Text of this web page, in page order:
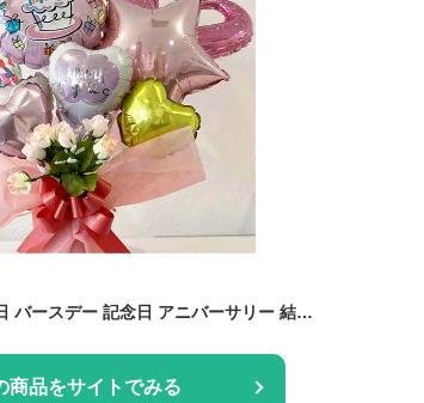
バルーンギフト 誕生日 バースデー 記念日 アニバーサリー 結婚祝 ウエディング 開店祝 バルーン アレンジ フラワーバルーン プレゼント サプライズ 風船 おしゃれ かわいい 卒業 卒業祝 卒業式
商品をサイトでみる